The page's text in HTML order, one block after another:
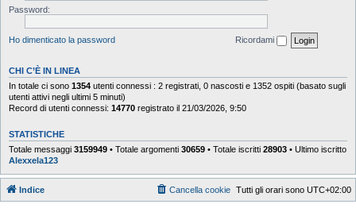
Password:
Ho dimenticato la password Ricordami
CHI C’È IN LINEA
In totale ci sono 1354 utenti connessi : 2 registrati, 0 nascosti e 1352 ospiti (basato sugli
utenti attivi negli ultimi 5 minuti)
Record di utenti connessi: 14770 registrato il 21/03/2026, 9:50
STATISTICHE
Totale messaggi 3159949 • Totale argomenti 30659 • Totale iscritti 28903 • Ultimo iscritto
Alexxela123
Indice Tutti gli orari sono UTC+02:00
Cancella cookie